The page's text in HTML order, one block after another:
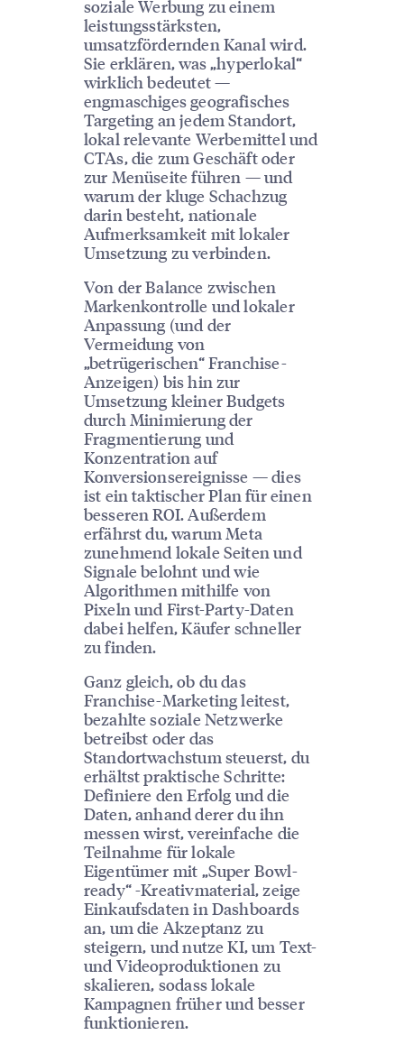
soziale Werbung zu einem
leistungsstärksten,
umsatzfördernden Kanal wird.
Sie erklären, was „hyperlokal“
wirklich bedeutet —
engmaschiges geografisches
Targeting an jedem Standort,
lokal relevante Werbemittel und
CTAs, die zum Geschäft oder
zur Menüseite führen — und
warum der kluge Schachzug
darin besteht, nationale
Aufmerksamkeit mit lokaler
Umsetzung zu verbinden.
Von der Balance zwischen
Markenkontrolle und lokaler
Anpassung (und der
Vermeidung von
„betrügerischen“ Franchise-
Anzeigen) bis hin zur
Umsetzung kleiner Budgets
durch Minimierung der
Fragmentierung und
Konzentration auf
Konversionsereignisse — dies
ist ein taktischer Plan für einen
besseren ROI. Außerdem
erfährst du, warum Meta
zunehmend lokale Seiten und
Signale belohnt und wie
Algorithmen mithilfe von
Pixeln und First-Party-Daten
dabei helfen, Käufer schneller
zu finden.
Ganz gleich, ob du das
Franchise-Marketing leitest,
bezahlte soziale Netzwerke
betreibst oder das
Standortwachstum steuerst, du
erhältst praktische Schritte:
Definiere den Erfolg und die
Daten, anhand derer du ihn
messen wirst, vereinfache die
Teilnahme für lokale
Eigentümer mit „Super Bowl-
ready“ -Kreativmaterial, zeige
Einkaufsdaten in Dashboards
an, um die Akzeptanz zu
steigern, und nutze KI, um Text-
und Videoproduktionen zu
skalieren, sodass lokale
Kampagnen früher und besser
funktionieren.